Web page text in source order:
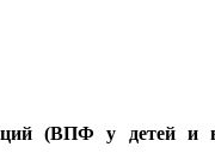
(ВПФ у детей и